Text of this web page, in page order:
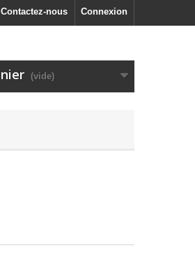
Connexion
Contactez-nous
(vide)